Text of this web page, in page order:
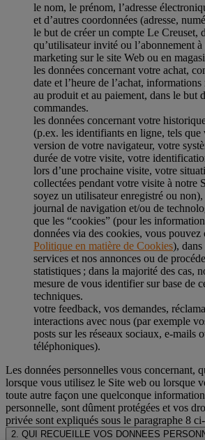
le nom, le prénom, l’adresse
et d’autres coordonnées (adresse,
le but de créer un compte Le Creuset,
qu’utilisateur invité ou l’abonnement
marketing sur le site Web ou en
les données concernant votre achat,
date et l’heure de l’achat,
au produit et au paiement, dans le but
commandes.
les données concernant votre
(p.ex. les identifiants en ligne, tels que
version de votre navigateur, votre
durée de votre visite, votre
lors d’une prochaine visite, votre
collectées pendant votre visite à notre
soyez un utilisateur enregistré ou non),
journal de navigation et/ou de
que les “cookies” (pour les
données via des cookies, vous
Politique en matière de Cookies), dans
services et nos annonces ou de
statistiques ; dans la majorité des cas,
mesure de vous identifier sur base de
techniques.
votre feedback, vos demandes,
interactions avec nous (par exemple
posts sur les réseaux sociaux, e-mails
téléphoniques).
Les données personnelles vous concernant,
lorsque vous utilisez le Site web ou lorsque
toute autre façon une quelconque
personnelle, sont dûment protégées et vos
privée sont expliqués sous le paragraphe 8
2. QUI RECUEILLE VOS DONNEES